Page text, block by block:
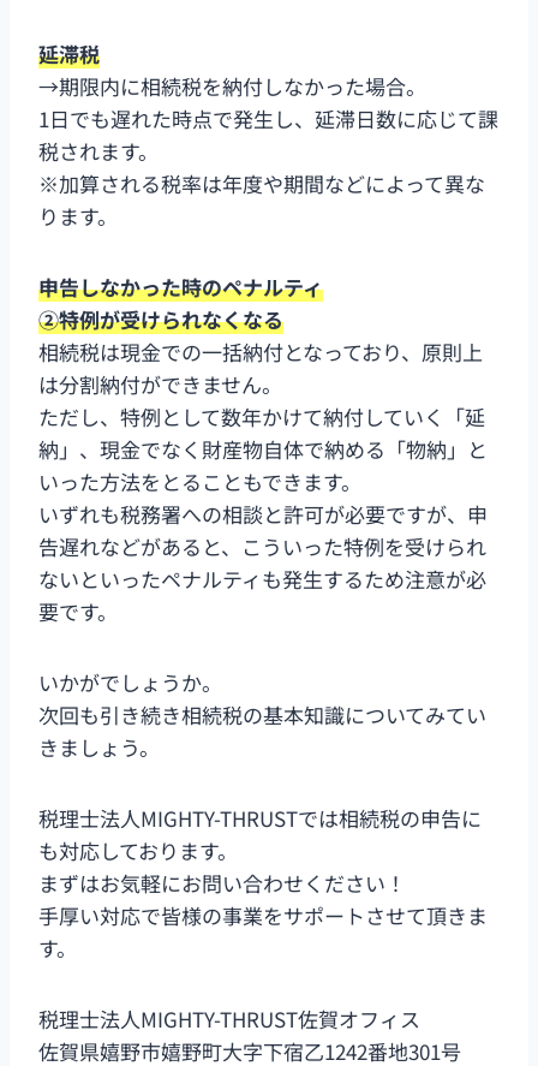
延滞税
→期限内に相続税を納付しなかった場合。
1日でも遅れた時点で発生し、延滞日数に応じて課
税されます。
※加算される税率は年度や期間などによって異な
ります。
申告しなかった時のペナルティ
②特例が受けられなくなる
相続税は現金での一括納付となっており、原則上
は分割納付ができません。
ただし、特例として数年かけて納付していく「延
納」、現金でなく財産物自体で納める「物納」と
いった方法をとることもできます。
いずれも税務署への相談と許可が必要ですが、申
告遅れなどがあると、こういった特例を受けられ
ないといったペナルティも発生するため注意が必
要です。
いかがでしょうか。
次回も引き続き相続税の基本知識についてみてい
きましょう。
税理士法人MIGHTY-THRUSTでは相続税の申告に
も対応しております。
まずはお気軽にお問い合わせください！
手厚い対応で皆様の事業をサポートさせて頂きま
す。
税理士法人MIGHTY-THRUST佐賀オフィス
佐賀県嬉野市嬉野町大字下宿乙1242番地301号